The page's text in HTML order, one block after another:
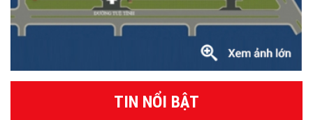
TIN NỔI BẬT